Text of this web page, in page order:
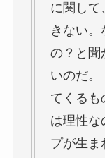
に関して
きない
の？と聞
いのだ。
てくるも
は理性な
プが生ま